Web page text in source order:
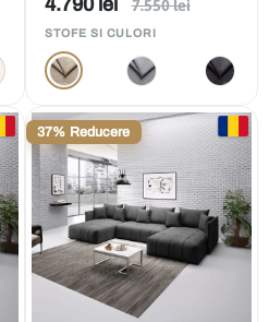
de
vânzare
4.790 lei
Preț
7.550 lei
STOFE SI CULORI
37% Reducere